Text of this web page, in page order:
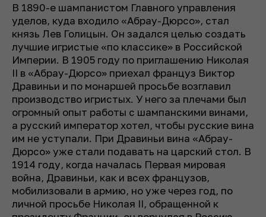
В 1890-е шампанистом Главного управления
уделов, куда входило «Абрау-Дюрсо», стал
князь Лев Голицын. Он задался целью создать
лучшие игристые «по классике» в Российской
Империи. В 1905 году по приглашению Николая
II в «Абрау-Дюрсо» приехал француз Виктор
Дравиньи и по монаршей просьбе возглавил
производство игристых. У него за плечами был
огромный опыт работы с шампанскими винами,
а русский император хотел, чтобы русские вина
им не уступали. При Дравиньи вина «Абрау-
Дюрсо» уже стали подавать на царский стол. В
1914 году, когда началась Первая мировая
война, Дравиньи, как и всех французов,
мобилизовали в армию, но уже через год, по
личной просьбе Николая II, обращенной к